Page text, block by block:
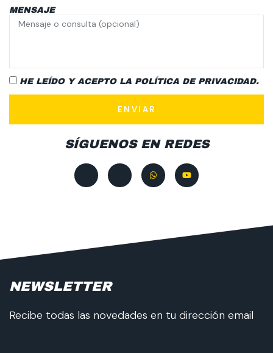
MENSAJE
HE LEÍDO Y ACEPTO LA POLÍTICA DE PRIVACIDAD.
ENVIAR
SÍGUENOS EN REDES
NEWSLETTER
Recibe todas las novedades en tu dirección email